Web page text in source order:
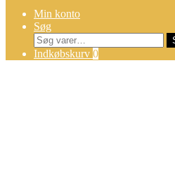
Min konto
Søg
Søg
efter:
Indkøbskurv 0